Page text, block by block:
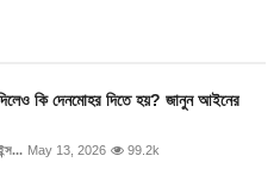
দিলেও কি দেনমোহর দিতে হয়? জানুন আইনের
May 13, 2026 99.2k